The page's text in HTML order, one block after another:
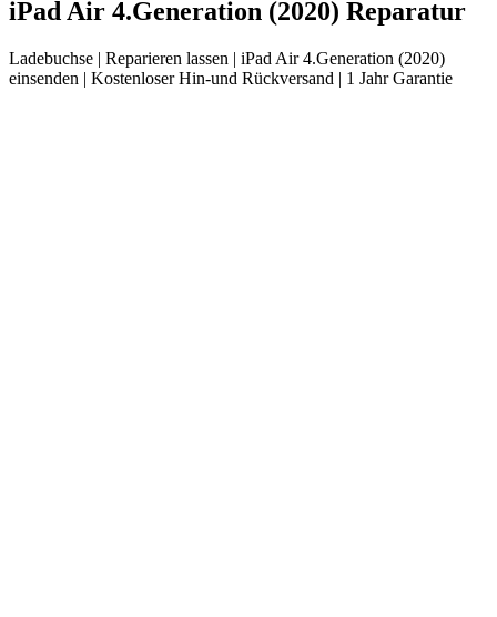
iPad Air 4.Generation (2020) Reparatur
Ladebuchse | Reparieren lassen | iPad Air 4.Generation (2020)
einsenden | Kostenloser Hin-und Rückversand | 1 Jahr Garantie